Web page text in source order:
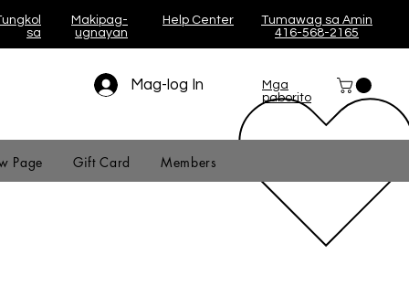
sa
Makipag-
ugnayan
Help Center
Tumawag sa Amin
416-568-2165
Mag-log In
Mga
paborito
Page Gift Card Members